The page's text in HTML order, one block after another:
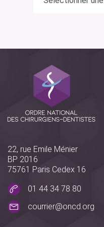
22, rue Emile Ménier
BP 2016
75761 Paris Cedex 16
01 44 34 78 80
courrier@oncd.org